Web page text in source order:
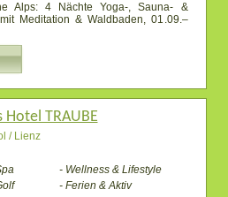
Alps: 4 Nächte Yoga-, Sauna- &
Meditation & Waldbaden, 01.09.–
Hotel TRAUBE
/ Lienz
- Wellness & Lifestyle
- Ferien & Aktiv